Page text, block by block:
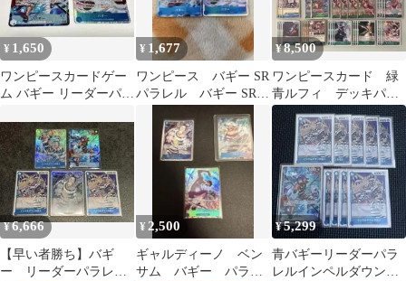
¥ 1,650
ワンピースカードゲー
ム バギー リーダーパラ
¥ 1,677
ワンピース バギー SR
パラレル バギー SR
決戦の刻 2枚セット新
品未使用
¥8,500
ワンピースカード 緑
青ルフィ デッキパー
ツ バギー パラレ
ル Mr.3 SR
¥6,666
【早い者勝ち】バギ
ー リーダーパラレ
¥2,500
ギャルディーノ ベン
サム バギー パラレ
¥5,299
青バギーリーダーパラ
レルインペルダウン囚